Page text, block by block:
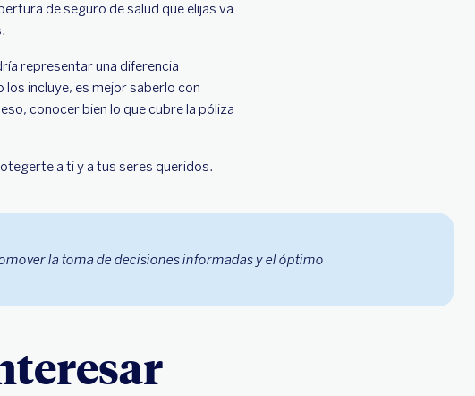
de seguro de salud que elijas va
representar una diferencia
los incluye, es mejor saberlo con
conocer bien lo que cubre la póliza
a ti y a tus seres queridos.
la toma de decisiones informadas y el óptimo